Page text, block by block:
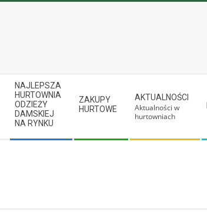
Secondary
Navigation
Menu
NAJLEPSZA
HURTOWNIA
ODZIEŻY
DAMSKIEJ
NA RYNKU
ZAKUPY
HURTOWE
AKTUALNOŚCI
Aktualności w
hurtowniach